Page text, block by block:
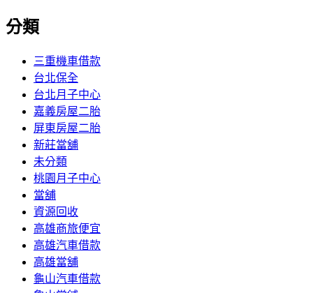
分類
三重機車借款
台北保全
台北月子中心
嘉義房屋二胎
屏東房屋二胎
新莊當舖
未分類
桃園月子中心
當舖
資源回收
高雄商旅便宜
高雄汽車借款
高雄當舖
龜山汽車借款